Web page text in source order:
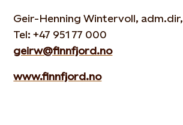
Geir-Henning Wintervoll,
Tel: +47 951 77 000
geirw@finnfjord.no
www.finnfjord.no